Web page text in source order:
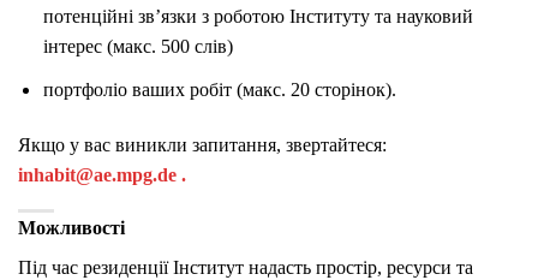
потенційні зв’язки з роботою Інституту та науковий
інтерес (макс. 500 слів)
портфоліо ваших робіт (макс. 20 сторінок).
Якщо у вас виникли запитання, звертайтеся:
inhabit@ae.mpg.de .
Можливості
Під час резиденції Інститут надасть простір, ресурси та